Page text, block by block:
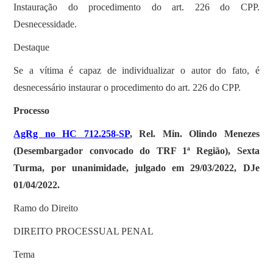
Instauração do procedimento do art. 226 do CPP.
Desnecessidade.
Destaque
Se a vítima é capaz de individualizar o autor do fato, é
desnecessário instaurar o procedimento do art. 226 do CPP.
Processo
AgRg no HC 712.258-SP, Rel. Min. Olindo Menezes
(Desembargador convocado do TRF 1ª Região), Sexta
Turma, por unanimidade, julgado em 29/03/2022, DJe
01/04/2022.
Ramo do Direito
DIREITO PROCESSUAL PENAL
Tema